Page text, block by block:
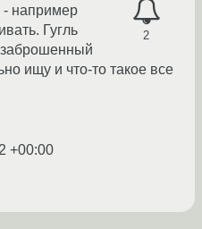
2
- например
Гугль
ищу и что-то такое все
+00:00